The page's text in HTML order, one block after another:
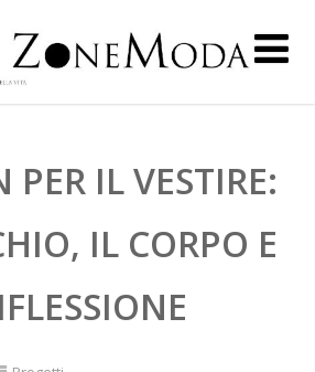
PER IL VESTIRE:
IL CORPO E